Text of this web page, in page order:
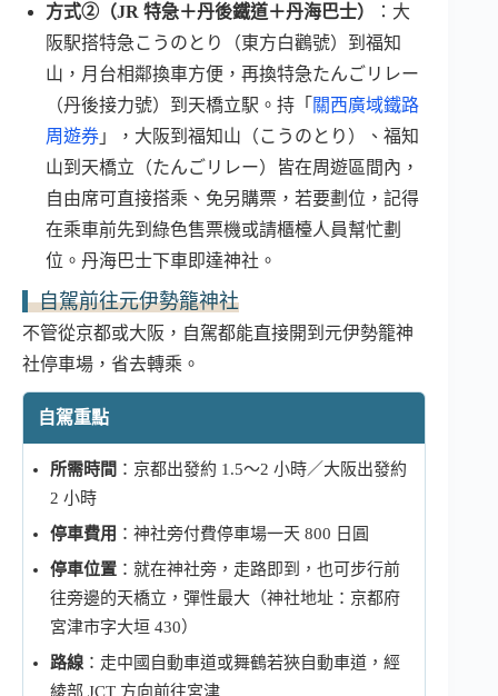
方式②（JR 特急＋丹後鐵道＋丹海巴士）
：大
阪駅搭特急こうのとり（東方白鸛號）到福知
山，月台相鄰換車方便，再換特急たんごリレー
（丹後接力號）到天橋立駅。持「 關西廣域鐵路
周遊券」，大阪到福知山（こうのとり）、福知
山到天橋立（たんごリレー）皆在周遊區間內，
自由席可直接搭乘、免另購票，若要劃位，記得
在乘車前先到綠色售票機或請櫃檯人員幫忙劃
位。丹海巴士下車即達神社。
自駕前往元伊勢籠神社
不管從京都或大阪，自駕都能直接開到元伊勢籠神
社停車場，省去轉乘。
自駕重點
所需時間 ：京都出發約 1.5～2 小時／大阪出發約
2 小時
停車費用 ：神社旁付費停車場一天 800 日圓
停車位置 ：就在神社旁，走路即到，也可步行前
往旁邊的天橋立，彈性最大（神社地址：京都府
宮津市字大垣 430）
路線 ：走中國自動車道或舞鶴若狹自動車道，經
綾部 JCT 方向前往宮津